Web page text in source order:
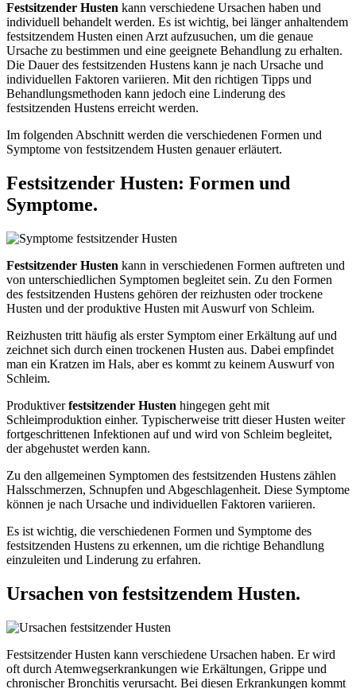
Festsitzender Husten kann verschiedene Ursachen haben und
individuell behandelt werden. Es ist wichtig, bei länger anhaltendem
festsitzendem Husten einen Arzt aufzusuchen, um die genaue
Ursache zu bestimmen und eine geeignete Behandlung zu erhalten.
Die Dauer des festsitzenden Hustens kann je nach Ursache und
individuellen Faktoren variieren. Mit den richtigen Tipps und
Behandlungsmethoden kann jedoch eine Linderung des
festsitzenden Hustens erreicht werden.
Im folgenden Abschnitt werden die verschiedenen Formen und
Symptome von festsitzendem Husten genauer erläutert.
Festsitzender Husten: Formen und
Symptome.
Festsitzender Husten kann in verschiedenen Formen auftreten und
von unterschiedlichen Symptomen begleitet sein. Zu den Formen
des festsitzenden Hustens gehören der reizhusten oder trockene
Husten und der produktive Husten mit Auswurf von Schleim.
Reizhusten tritt häufig als erster Symptom einer Erkältung auf und
zeichnet sich durch einen trockenen Husten aus. Dabei empfindet
man ein Kratzen im Hals, aber es kommt zu keinem Auswurf von
Schleim.
Produktiverfestsitzender Husten hingegen geht mit
Schleimproduktion einher. Typischerweise tritt dieser Husten weiter
fortgeschrittenen Infektionen auf und wird von Schleim begleitet,
der abgehustet werden kann.
Zu den allgemeinen Symptomen des festsitzenden Hustens zählen
Halsschmerzen, Schnupfen und Abgeschlagenheit. Diese Symptome
können je nach Ursache und individuellen Faktoren variieren.
Es ist wichtig, die verschiedenen Formen und Symptome des
festsitzenden Hustens zu erkennen, um die richtige Behandlung
einzuleiten und Linderung zu erfahren.
Ursachen von festsitzendem Husten.
Festsitzender Husten kann verschiedene Ursachen haben. Er wird
oft durch Atemwegserkrankungen wie Erkältungen, Grippe und
chronischer Bronchitis verursacht. Bei diesen Erkrankungen kommt